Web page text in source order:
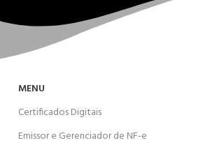
MENU
Certificados Digitais
Emissor e Gerenciador de NF-e